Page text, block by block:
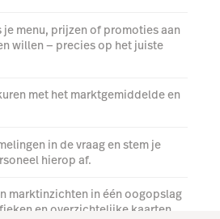
menu, prijzen of promoties aan
willen — precies op het juiste
met het marktgemiddelde en
in de vraag en stem je
hierop af.
marktinzichten in één oogopslag
en overzichtelijke kaarten.